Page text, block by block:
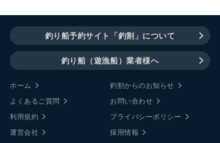
釣り船予約サイト「釣割」について
釣り船（遊漁船）業者様へ
ホーム
釣割からのお知らせ
よくあるご質問
お問い合わせ
利用規約
プライバシーポリシー
運営会社
採用情報